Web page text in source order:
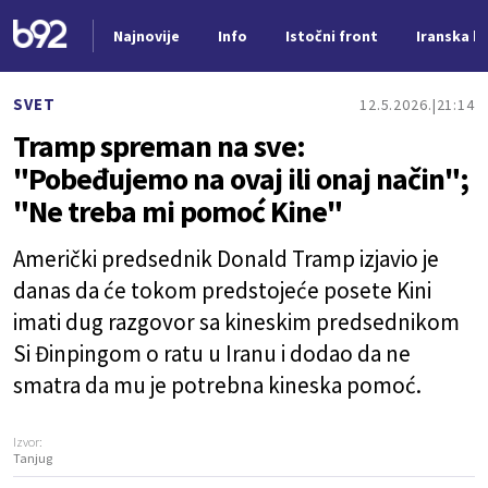
Najnovije Info Istočni front Iranska
SVET 12.5.2026. 21:14
Tramp spreman na sve:
"Pobeđujemo na ovaj ili onaj način";
"Ne treba mi pomoć Kine"
Američki predsednik Donald Tramp izjavio je
danas da će tokom predstojeće posete Kini
imati dug razgovor sa kineskim predsednikom
Si Đinpingom o ratu u Iranu i dodao da ne
smatra da mu je potrebna kineska pomoć.
Izvor:
Tanjug